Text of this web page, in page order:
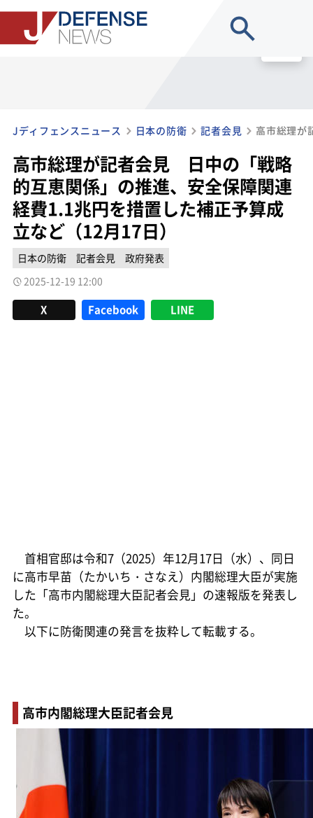
Jディフェンスニュース 日本の防衛 記者会見
高市総理が記者会見 日中の「戦略
的互恵関係」の推進、安全保障関連
経費1.1兆円を措置した補正予算成
立など（12月17日）
日本の防衛 記者会見
政府発表
2025-12-19 12:00
X Facebook LINE
首相官邸は令和7（2025）年12月17日（水）、同日
に高市早苗（たかいち・さなえ）内閣総理大臣が実施
した「高市内閣総理大臣記者会見」の速報版を発表し
た。
以下に防衛関連の発言を抜粋して転載する。
高市内閣総理大臣記者会見